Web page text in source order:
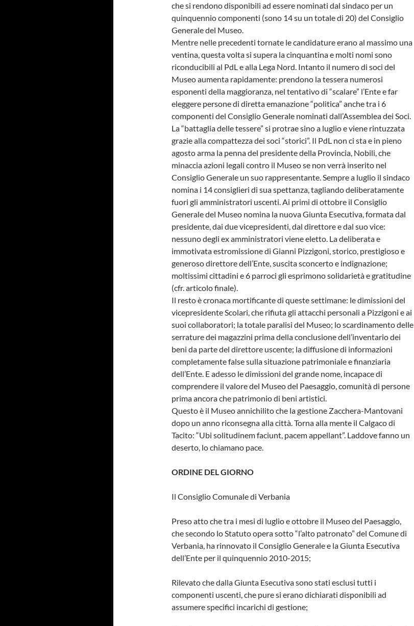
che si rendono disponibili ad essere nominati dal sindaco per un
quinquennio componenti (sono 14 su un totale di 20) del Consiglio
Generale del Museo.
Mentre nelle precedenti tornate le candidature erano al massimo una
ventina, questa volta si supera la cinquantina e molti nomi sono
riconducibili al PdL e alla Lega Nord. Intanto il numero di soci del
Museo aumenta rapidamente: prendono la tessera numerosi
esponenti della maggioranza, nel tentativo di “scalare” l’Ente e far
eleggere persone di diretta emanazione “politica” anche tra i 6
componenti del Consiglio Generale nominati dall’Assemblea dei Soci.
La “battaglia delle tessere” si protrae sino a luglio e viene rintuzzata
grazie alla compattezza dei soci “storici”. Il PdL non ci sta e in pieno
agosto arma la penna del presidente della Provincia, Nobili, che
minaccia azioni legali contro il Museo se non verrà inserito nel
Consiglio Generale un suo rappresentante. Sempre a luglio il sindaco
nomina i 14 consiglieri di sua spettanza, tagliando deliberatamente
fuori gli amministratori uscenti. Ai primi di ottobre il Consiglio
Generale del Museo nomina la nuova Giunta Esecutiva, formata dal
presidente, dai due vicepresidenti, dal direttore e dal suo vice:
nessuno degli ex amministratori viene eletto. La deliberata e
immotivata estromissione di Gianni Pizzigoni, storico, prestigioso e
generoso direttore dell’Ente, suscita sconcerto e indignazione;
moltissimi cittadini e 6 parroci gli esprimono solidarietà e gratitudine
(cfr. articolo finale).
Il resto è cronaca mortificante di queste settimane: le dimissioni del
vicepresidente Scolari, che rifiuta gli attacchi personali a Pizzigoni e ai
suoi collaboratori; la totale paralisi del Museo; lo scardinamento delle
serrature dei magazzini prima della conclusione dell’inventario dei
beni da parte del direttore uscente; la diffusione di informazioni
completamente false sulla situazione patrimoniale e finanziaria
dell’Ente. E adesso le dimissioni del grande nome, incapace di
comprendere il valore del Museo del Paesaggio, comunità di persone
prima ancora che patrimonio di beni artistici.
Questo è il Museo annichilito che la gestione Zacchera-Mantovani
dopo un anno riconsegna alla città. Torna alla mente il Calgaco di
Tacito: “Ubi solitudinem faciunt, pacem appellant”. Laddove fanno un
deserto, lo chiamano pace.
ORDINE DEL GIORNO
Il Consiglio Comunale di Verbania
Preso atto che tra i mesi di luglio e ottobre il Museo del Paesaggio,
che secondo lo Statuto opera sotto “l’alto patronato” del Comune di
Verbania, ha rinnovato il Consiglio Generale e la Giunta Esecutiva
dell’Ente per il quinquennio 2010-2015;
Rilevato che dalla Giunta Esecutiva sono stati esclusi tutti i
componenti uscenti, che pure si erano dichiarati disponibili ad
assumere specifici incarichi di gestione;